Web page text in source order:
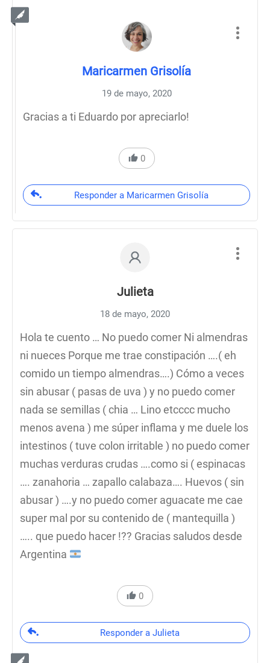
Maricarmen Grisolía
19 de mayo, 2020
Gracias a ti Eduardo por apreciarlo!
0
Responder a Maricarmen Grisolía
Julieta
18 de mayo, 2020
Hola te cuento … No puedo comer Ni almendras
ni nueces Porque me trae constipación ….( eh
comido un tiempo almendras….) Cómo a veces
sin abusar ( pasas de uva ) y no puedo comer
nada se semillas ( chia … Lino etcccc mucho
menos avena ) me súper inflama y me duele los
intestinos ( tuve colon irritable ) no puedo comer
muchas verduras crudas ….como si ( espinacas
…. zanahoria … zapallo calabaza…. Huevos ( sin
abusar ) ….y no puedo comer aguacate me cae
super mal por su contenido de ( mantequilla )
….. que puedo hacer !?? Gracias saludos desde
Argentina
0
Responder a Julieta